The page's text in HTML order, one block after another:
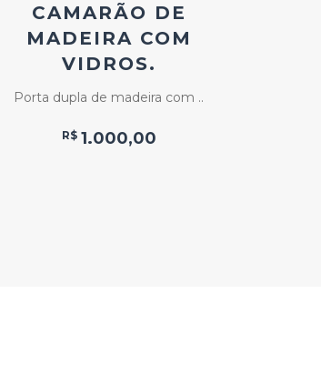
CAMARÃO DE
MADEIRA COM
VIDROS.
Porta dupla de madeira com ..
R$ 1.000,00